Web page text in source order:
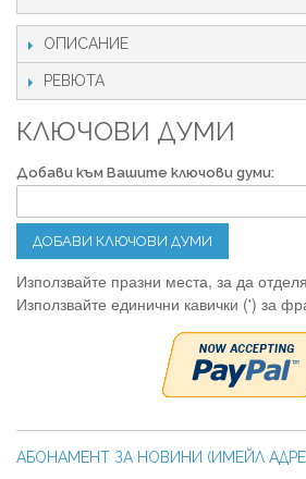
ОПИСАНИЕ
РЕВЮТА
КЛЮЧОВИ ДУМИ
Добави към Вашите ключови думи:
ДОБАВИ КЛЮЧОВИ ДУМИ
Използвайте празни места, за да
Използвайте единични кавички (') за
АБОНАМЕНТ ЗА НОВИНИ (ИМЕЙЛ